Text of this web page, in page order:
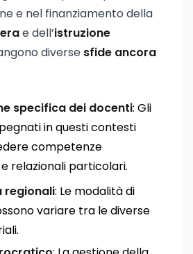
e nel finanziamento della
e dell’istruzione
diverse sfide ancora
specifica dei docenti: Gli
in questi contesti
competenze
relazionali particolari.
regionali: Le modalità di
variare tra le diverse